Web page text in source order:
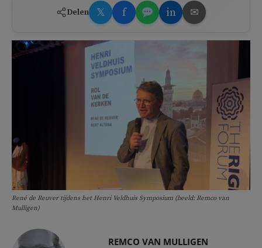
Delen 𝕏 f in ✉
René de Reuver tijdens het Henri Veldhuis Symposium (beeld: Remco van
Mulligen)
REMCO VAN MULLIGEN